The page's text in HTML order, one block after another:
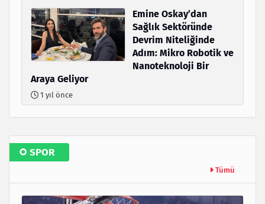
Emine Oskay’dan
Sağlık Sektöründe
Devrim Niteliğinde
Adım: Mikro Robotik ve
Nanoteknoloji Bir
Araya Geliyor
1 yıl önce
SPOR
Tümü